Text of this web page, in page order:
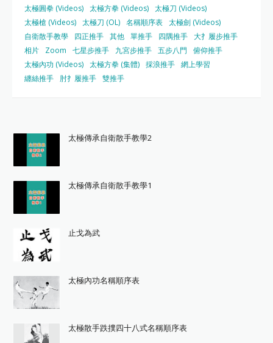
太極圓拳 (Videos) 太極方拳 (Videos) 太極刀 (Videos)
太極槍 (Videos) 太極刀 (OL) 名稱順序表 太極劍 (Videos)
自衛散手教學
四正推手 其他 單推手 四隅推手 大扌履步推手
相片
Zoom 七星步推手 九宮步推手 五步八門
俯仰推手
太極內功 (Videos) 太極方拳 (集體) 採浪推手 網上學習
纏絲推手
肘扌履推手 雙推手
太極傳承自衛散手教學2
太極傳承自衛散手教學1
止戈為武
太極內功名稱順序表
太極散手跌撲四十八式名稱順序表